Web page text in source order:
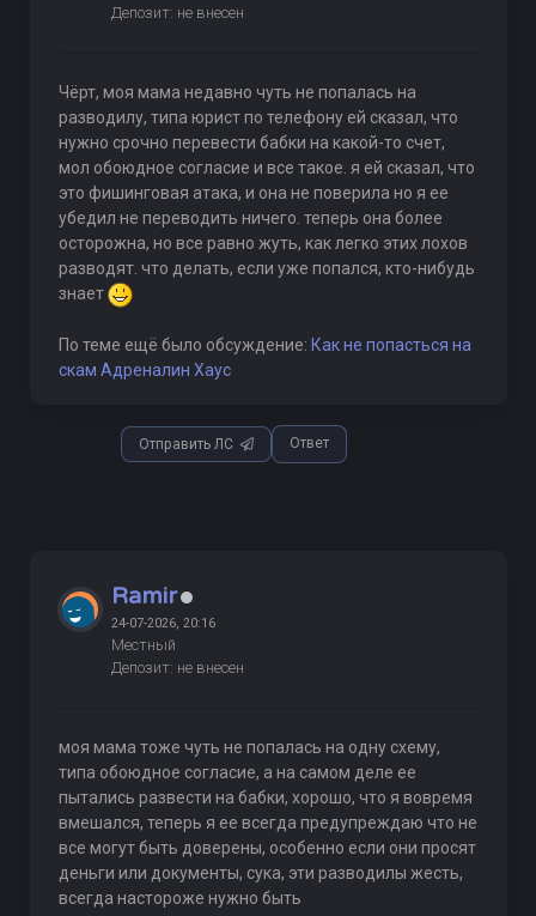
Депозит: не внесен
Чёрт, моя мама недавно чуть не попалась на
разводилу, типа юрист по телефону ей сказал, что
нужно срочно перевести бабки на какой-то счет,
мол обоюдное согласие и все такое. я ей сказал, что
это фишинговая атака, и она не поверила но я ее
убедил не переводить ничего. теперь она более
осторожна, но все равно жуть, как легко этих лохов
разводят. что делать, если уже попался, кто-нибудь
знает
По теме ещё было обсуждение: Как не попасться на
скам Адреналин Хаус
Отправить ЛС Ответ
Ramir
24-07-2026, 20:16
Местный
Депозит: не внесен
моя мама тоже чуть не попалась на одну схему,
типа обоюдное согласие, а на самом деле ее
пытались развести на бабки, хорошо, что я вовремя
вмешался, теперь я ее всегда предупреждаю что не
все могут быть доверены, особенно если они просят
деньги или документы, сука, эти разводилы жесть,
всегда настороже нужно быть